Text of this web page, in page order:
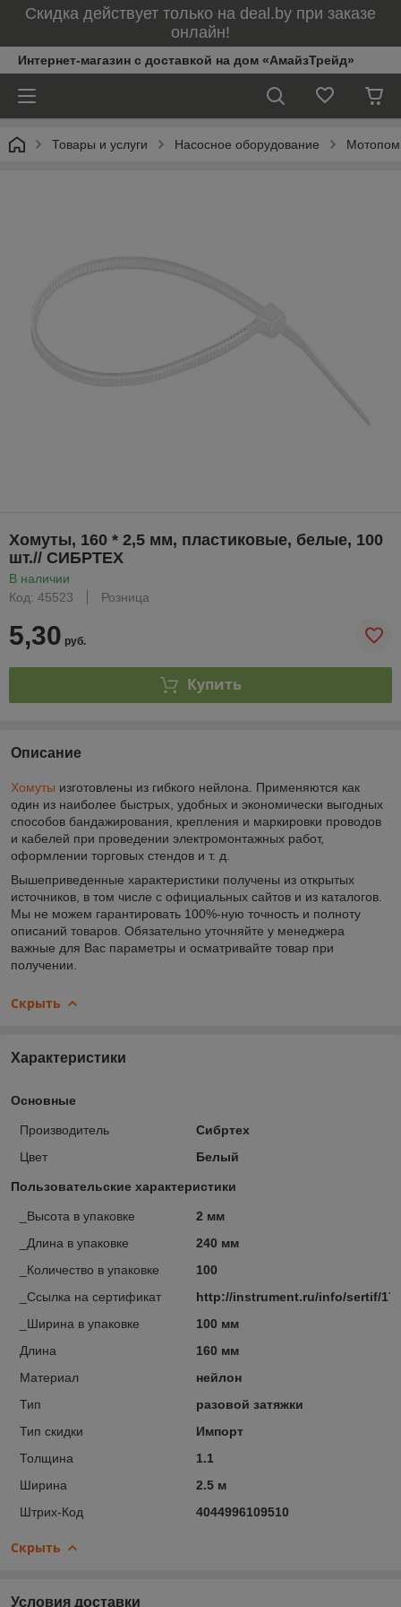
Скидка действует только на deal.by при заказе
онлайн!
Интернет-магазин с доставкой на дом «АмайзТрейд»
Товары и услуги Насосное оборудование
Хомуты, 160 * 2,5 мм, пластиковые, белые, 100
шт.// СИБРТЕХ
В наличии
Код: 45523
Розница
5,30 руб.
Купить
Описание
Хомуты изготовлены из гибкого нейлона. Применяются как
один из наиболее быстрых, удобных и экономически выгодных
способов бандажирования, крепления и маркировки проводов
и кабелей при проведении электромонтажных работ,
оформлении торговых стендов и т. д.
Вышеприведенные характеристики получены из открытых
источников, в том числе с официальных сайтов и из каталогов.
Мы не можем гарантировать 100%-ную точность и полноту
описаний товаров. Обязательно уточняйте у менеджера
важные для Вас параметры и осматривайте товар при
получении.
Скрыть
Характеристики
Основные
Производитель
Сибртех
Цвет
Белый
Пользовательские характеристики
_Высота в упаковке
2 мм
_Длина в упаковке
240 мм
_Количество в упаковке
100
_Ссылка на сертификат
http://instrument.ru/info/sertif/
_Ширина в упаковке
100 мм
Длина
160 мм
Материал
нейлон
Тип
разовой затяжки
Тип скидки
Импорт
Толщина
1.1
Ширина
2.5 м
Штрих-Код
4044996109510
Скрыть
Условия доставки